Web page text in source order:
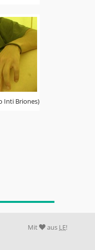
Inti Briones)
Mit aus LE!